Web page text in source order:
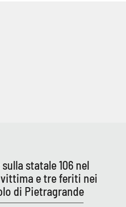
statale 106 nel
vittima e tre feriti nei
di Pietragrande